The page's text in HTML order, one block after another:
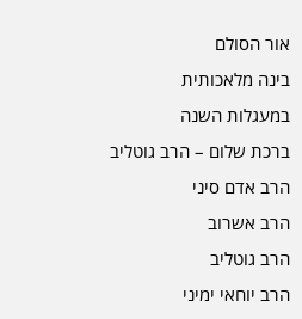
אור הסולם
בינה מלאכותית
במעגלות השנה
ברכת שלום – הרב גוטליב
הרב אדם סיני
הרב אשרוב
הרב גוטליב
הרב יוחאי ימיני